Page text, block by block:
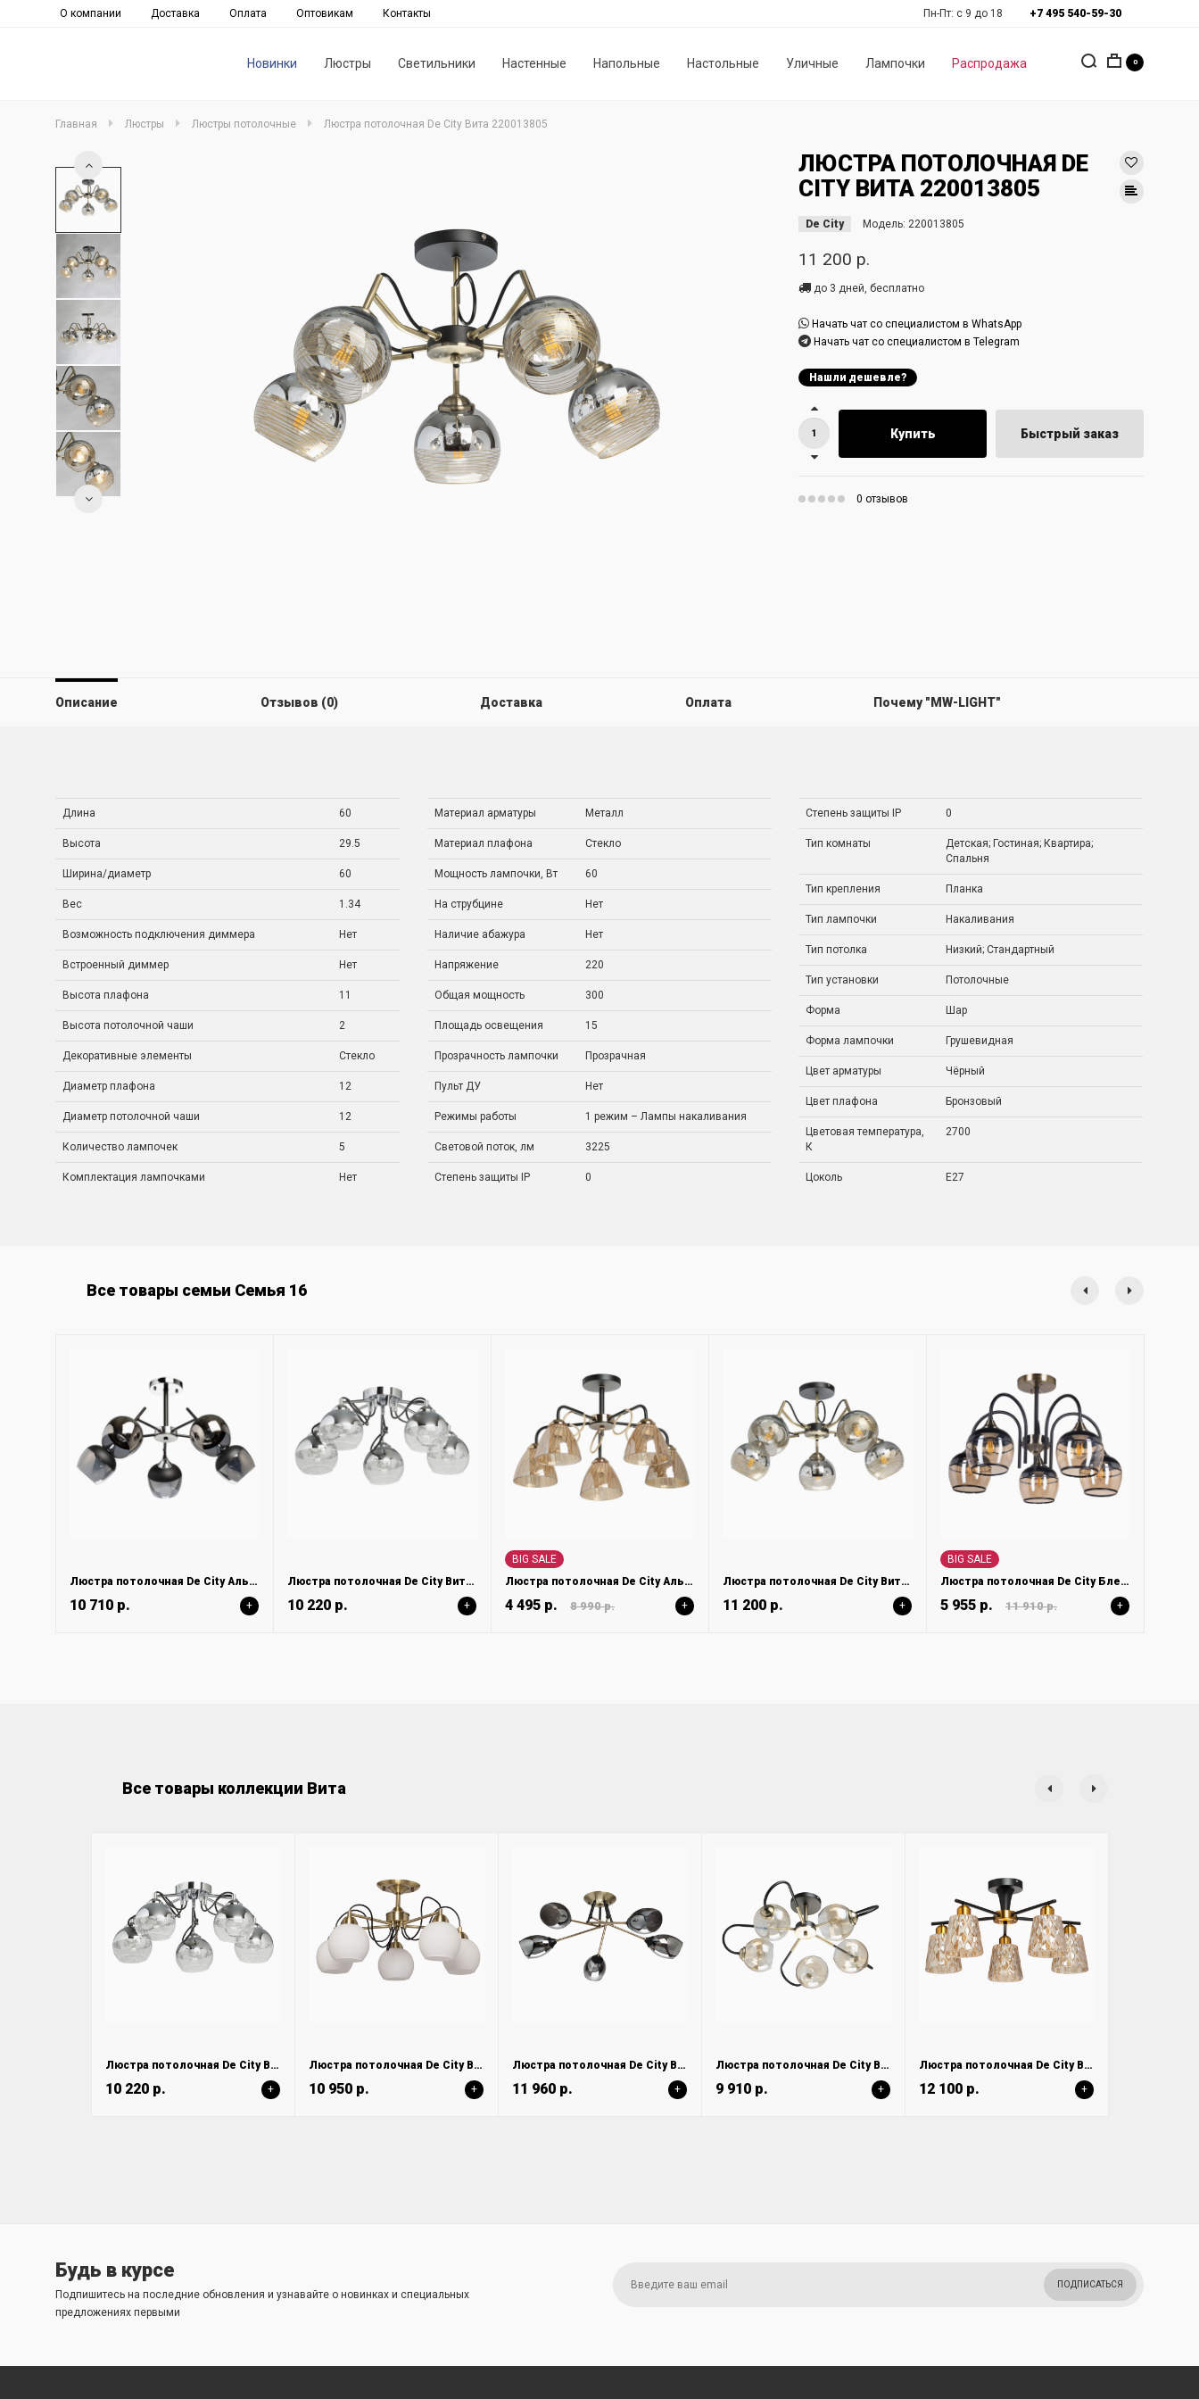
Новинки Люстры Светильники Настенные Напольные Настольные Уличные Лампочки Распродажа
О компании Доставка Оплата Оптовикам Контакты +7 495 540-59-30
Пн-Пт: с 9 до 18
0
Главная Люстры Люстры потолочные Люстра потолочная De City Вита 220013805
ЛЮСТРА ПОТОЛОЧНАЯ DE
CITY ВИТА 220013805
De City Модель: 220013805
11 200 р.
до 3 дней, бесплатно
Начать чат со специалистом в WhatsApp
Начать чат со специалистом в Telegram
Нашли дешевле?
Купить Быстрый заказ
0 отзывов
Описание Отзывов (0) Доставка Оплата Почему "MW-LIGHT"
Длина 60
Высота 29.5
Ширина/диаметр 60
Вес 1.34
Возможность подключения диммера Нет
Встроенный диммер Нет
Высота плафона 11
Высота потолочной чаши 2
Декоративные элементы Стекло
Диаметр плафона 12
Диаметр потолочной чаши 12
Количество лампочек 5
Комплектация лампочками Нет
Материал арматуры Металл
Материал плафона Стекло
Мощность лампочки, Вт 60
На струбцине Нет
Наличие абажура Нет
Напряжение 220
Общая мощность 300
Площадь освещения 15
Прозрачность лампочки Прозрачная
Пульт ДУ Нет
Режимы работы 1 режим – Лампы накаливания
Световой поток, лм 3225
Степень защиты IP 0
Степень защиты IP 0
Тип комнаты
Детская; Гостиная; Квартира;
Спальня
Тип крепления Планка
Тип лампочки Накаливания
Тип потолка Низкий; Стандартный
Тип установки Потолочные
Форма Шар
Форма лампочки Грушевидная
Цвет арматуры Чёрный
Цвет плафона Бронзовый
Цветовая температура,
К
2700
Цоколь E27
Все товары семьи Семья 16
Люстра потолочная De City Альфа 324016605
10 710 р. +
Люстра потолочная De City Вита 220013705
10 220 р. +
BIG SALE
Люстра потолочная De City Альфа 324017905
4 495 р. 8 990 р. +
Люстра потолочная De City Вита 220013805
11 200 р. +
BIG SALE
Люстра потолочная De City Блеск 315015605
5 955 р. 11 910 р. +
Все товары коллекции Вита
Люстра потолочная De City Вита 220013705
10 220 р. +
Люстра потолочная De City Вита 220014305
10 950 р. +
Люстра потолочная De City Вита 220014005
11 960 р. +
Люстра потолочная De City Вита 220013205
9 910 р. +
Люстра потолочная De City Вита 220013005
12 100 р. +
Будь в курсе
Подпишитесь на последние обновления и узнавайте о новинках и специальных
предложениях первыми
ПОДПИСАТЬСЯ